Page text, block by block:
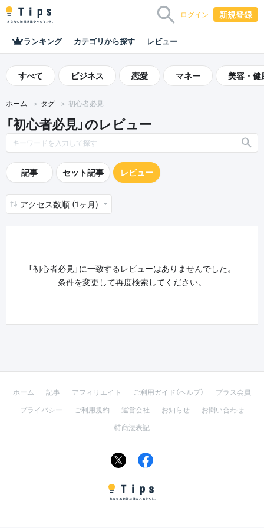
ログイン 新規登録
ランキング カテゴリから探す レビュー
すべて ビジネス 恋愛 マネー 美容・健
ホーム タグ 初心者必見
「初心者必見」のレビュー
記事 セット記事 レビュー
アクセス数順 (1ヶ月)
「初心者必見」に一致するレビューはありませんでした。
条件を変更して再度検索してください。
ホーム 記事 アフィリエイト ご利用ガイド（ヘルプ）
プラス会員
プライバシー
ご利用規約 運営会社 お知らせ
お問い合わせ
特商法表記